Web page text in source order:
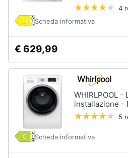
4
Scheda informativa
€ 629,99
WHIRLPOOL -
installazione -
5
Scheda informativa